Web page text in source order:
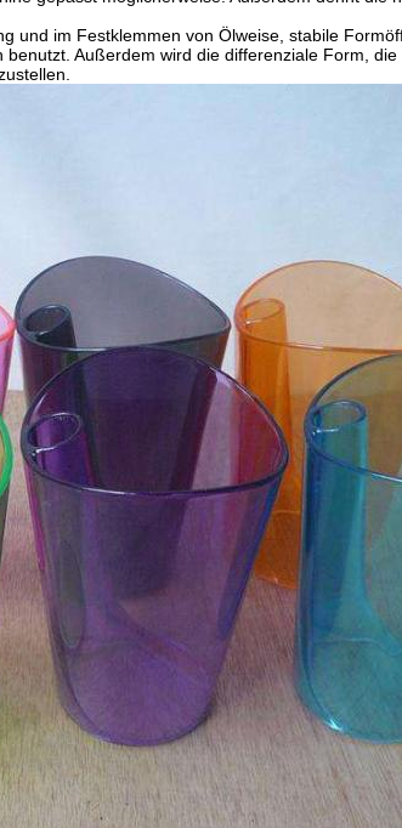
und im Festklemmen von Ölweise, stabile
benutzt. Außerdem wird die differenziale Form,